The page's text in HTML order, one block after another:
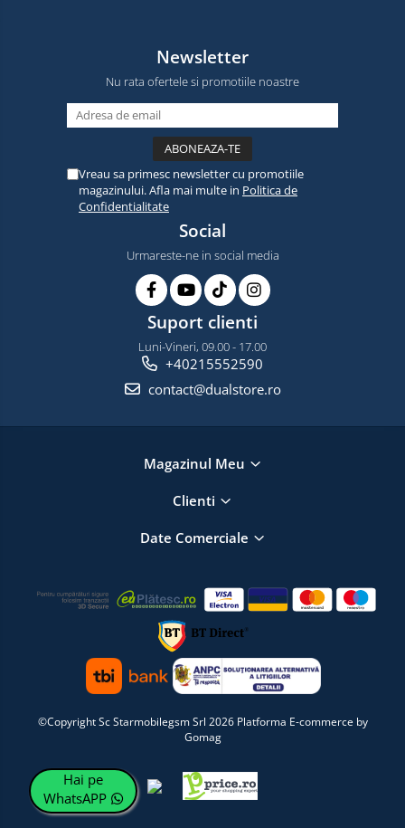
Newsletter
Nu rata ofertele si promotiile noastre
Vreau sa primesc newsletter cu promotiile
magazinului. Afla mai multe in Politica de
Confidentialitate
Social
Urmareste-ne in social media
Suport clienti
Luni-Vineri, 09.00 - 17.00
+40215552590
contact@dualstore.ro
Magazinul Meu
Clienti
Date Comerciale
©Copyright Sc Starmobilegsm Srl 2026 Platforma E-commerce by
Gomag
Hai pe
WhatsAPP